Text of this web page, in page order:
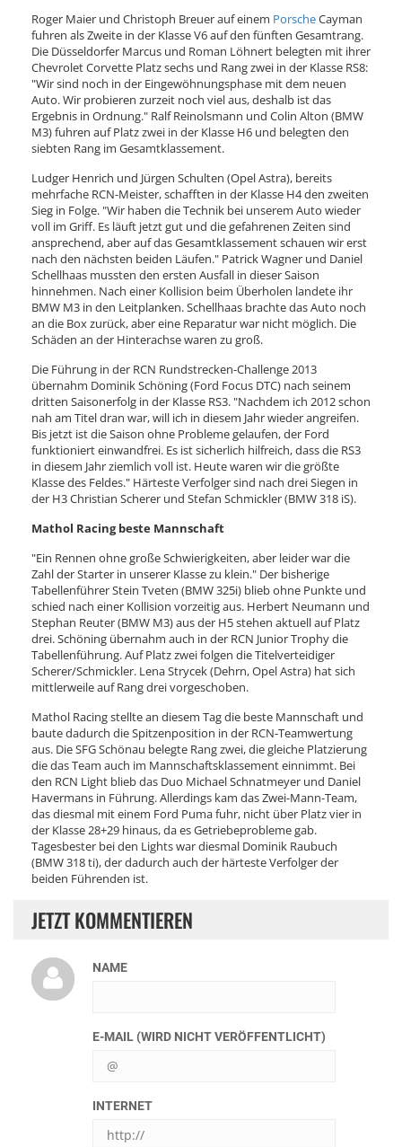
Roger Maier und Christoph Breuer auf einem PorscheCayman
fuhren als Zweite in der Klasse V6 auf den fünften Gesamtrang.
Die Düsseldorfer Marcus und Roman Löhnert belegten mit ihrer
Chevrolet Corvette Platz sechs und Rang zwei in der Klasse RS8:
"Wir sind noch in der Eingewöhnungsphase mit dem neuen
Auto. Wir probieren zurzeit noch viel aus, deshalb ist das
Ergebnis in Ordnung." Ralf Reinolsmann und Colin Alton (BMW
M3) fuhren auf Platz zwei in der Klasse H6 und belegten den
siebten Rang im Gesamtklassement.
Ludger Henrich und Jürgen Schulten (Opel Astra), bereits
mehrfache RCN-Meister, schafften in der Klasse H4 den zweiten
Sieg in Folge. "Wir haben die Technik bei unserem Auto wieder
voll im Griff. Es läuft jetzt gut und die gefahrenen Zeiten sind
ansprechend, aber auf das Gesamtklassement schauen wir erst
nach den nächsten beiden Läufen." Patrick Wagner und Daniel
Schellhaas mussten den ersten Ausfall in dieser Saison
hinnehmen. Nach einer Kollision beim Überholen landete ihr
BMW M3 in den Leitplanken. Schellhaas brachte das Auto noch
an die Box zurück, aber eine Reparatur war nicht möglich. Die
Schäden an der Hinterachse waren zu groß.
Die Führung in der RCN Rundstrecken-Challenge 2013
übernahm Dominik Schöning (Ford Focus DTC) nach seinem
dritten Saisonerfolg in der Klasse RS3. "Nachdem ich 2012 schon
nah am Titel dran war, will ich in diesem Jahr wieder angreifen.
Bis jetzt ist die Saison ohne Probleme gelaufen, der Ford
funktioniert einwandfrei. Es ist sicherlich hilfreich, dass die RS3
in diesem Jahr ziemlich voll ist. Heute waren wir die größte
Klasse des Feldes." Härteste Verfolger sind nach drei Siegen in
der H3 Christian Scherer und Stefan Schmickler (BMW 318 iS).
Mathol Racing beste Mannschaft
"Ein Rennen ohne große Schwierigkeiten, aber leider war die
Zahl der Starter in unserer Klasse zu klein." Der bisherige
Tabellenführer Stein Tveten (BMW 325i) blieb ohne Punkte und
schied nach einer Kollision vorzeitig aus. Herbert Neumann und
Stephan Reuter (BMW M3) aus der H5 stehen aktuell auf Platz
drei. Schöning übernahm auch in der RCN Junior Trophy die
Tabellenführung. Auf Platz zwei folgen die Titelverteidiger
Scherer/Schmickler. Lena Strycek (Dehrn, Opel Astra) hat sich
mittlerweile auf Rang drei vorgeschoben.
Mathol Racing stellte an diesem Tag die beste Mannschaft und
baute dadurch die Spitzenposition in der RCN-Teamwertung
aus. Die SFG Schönau belegte Rang zwei, die gleiche Platzierung
die das Team auch im Mannschaftsklassement einnimmt. Bei
den RCN Light blieb das Duo Michael Schnatmeyer und Daniel
Havermans in Führung. Allerdings kam das Zwei-Mann-Team,
das diesmal mit einem Ford Puma fuhr, nicht über Platz vier in
der Klasse 28+29 hinaus, da es Getriebeprobleme gab.
Tagesbester bei den Lights war diesmal Dominik Raubuch
(BMW 318 ti), der dadurch auch der härteste Verfolger der
beiden Führenden ist.
JETZT KOMMENTIEREN
NAME
E-MAIL (WIRD NICHT VERÖFFENTLICHT)
INTERNET